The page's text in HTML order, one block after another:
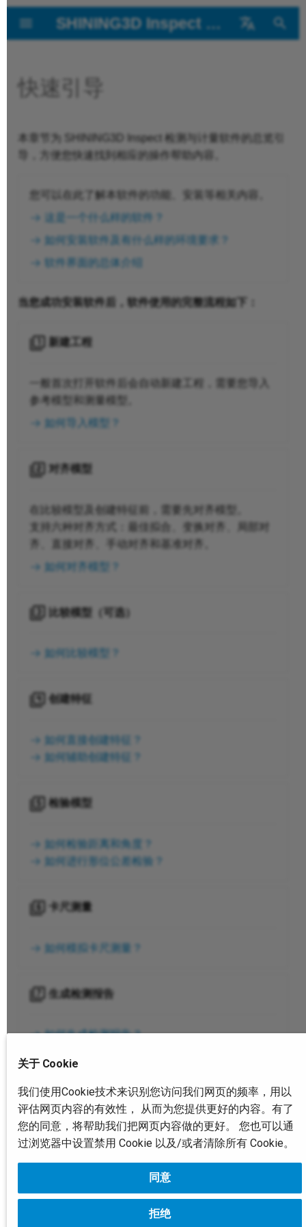
SHINING3D Inspect 2026
始
软件简介
软件安装
截面创建
CAD 自动创建特征 在 CAD 模型上点选
参数化创建
距离、角度与直径检验
GD&T
球棒测量
自动检测
凹坑分析
快速引导
本章节为 SHINING3D Inspect 检测与计量软件的总览引
导，方便您快速找到相应的操作帮助内容。
您可以在此了解本软件的功能、安装等相关内容。
这是一个什么样的软件？
如何安装软件及有什么样的环境要求？
软件界面的总体介绍
当您成功安装软件后，软件使用的完整流程如下：
新建工程
一般首次打开软件后会自动新建工程，需要您导入
参考模型和测量模型。
如何导入模型？
对齐模型
在比较模型及创建特征前，需要先对齐模型。
支持六种对齐方式：最佳拟合、变换对齐、局部对
齐、直接对齐、手动对齐和基准对齐。
如何对齐模型？
比较模型（可选）
如何比较模型？
创建特征
如何直接创建特征？
如何辅助创建特征？
检验模型
如何检验距离和角度？
如何进行形位公差检验？
卡尺测量
如何模拟卡尺测量？
生成检测报告
如何生成检测报告？
如何使用自动化处理工具？
软件简介
关于 Cookie
我们使用Cookie技术来识别您访问我们网页的频率，用以
评估网页内容的有效性， 从而为您提供更好的内容。有了
您的同意，将帮助我们把网页内容做的更好。 您也可以通
过浏览器中设置禁用 Cookie 以及/或者清除所有 Cookie。
同意
拒绝